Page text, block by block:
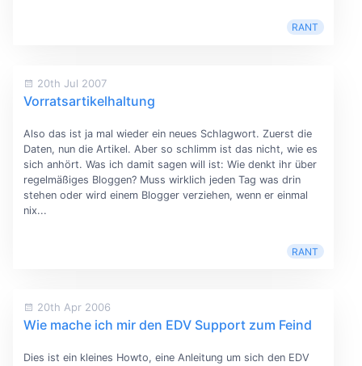
RANT
20th Jul 2007
Vorratsartikelhaltung
Also das ist ja mal wieder ein neues Schlagwort. Zuerst die
Daten, nun die Artikel. Aber so schlimm ist das nicht, wie es
sich anhört. Was ich damit sagen will ist: Wie denkt ihr über
regelmäßiges Bloggen? Muss wirklich jeden Tag was drin
stehen oder wird einem Blogger verziehen, wenn er einmal
nix...
RANT
20th Apr 2006
Wie mache ich mir den EDV Support zum Feind
Dies ist ein kleines Howto, eine Anleitung um sich den EDV